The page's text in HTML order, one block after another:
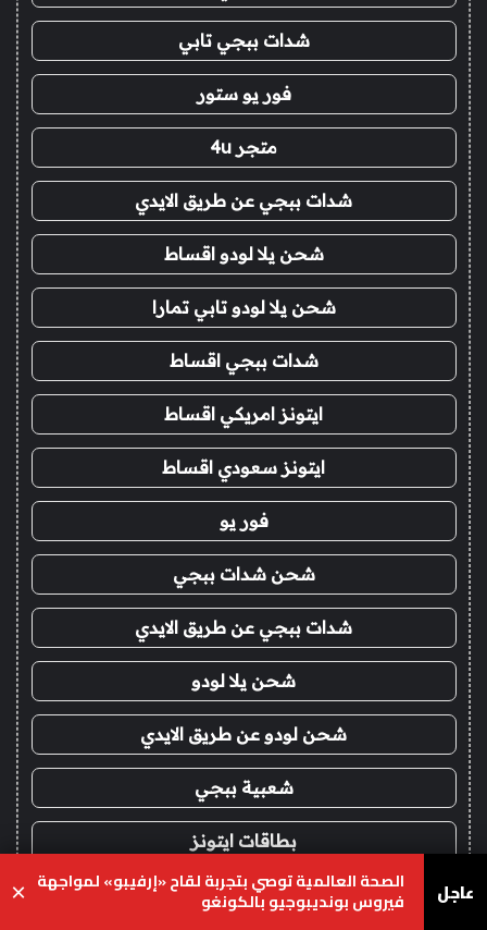
شدات ببجي تابي
فور يو ستور
متجر 4u
شدات ببجي عن طريق الايدي
شحن يلا لودو اقساط
شحن يلا لودو تابي تمارا
شدات ببجي اقساط
ايتونز امريكي اقساط
ايتونز سعودي اقساط
فور يو
شحن شدات ببجي
شدات ببجي عن طريق الايدي
شحن يلا لودو
شحن لودو عن طريق الايدي
شعبية ببجي
بطاقات ايتونز
بلايستيشن ستور
عاجل الصحة العالمية توصي بتجربة لقاح «إرفيبو» لمواجهة
فيروس بونديبوجيو بالكونغو ×